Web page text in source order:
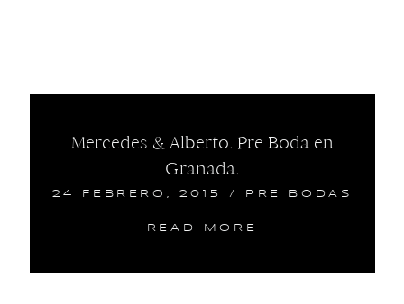
Mercedes & Alberto. Pre Boda en
Granada.
24 FEBRERO, 2015 / PRE BODAS
READ MORE